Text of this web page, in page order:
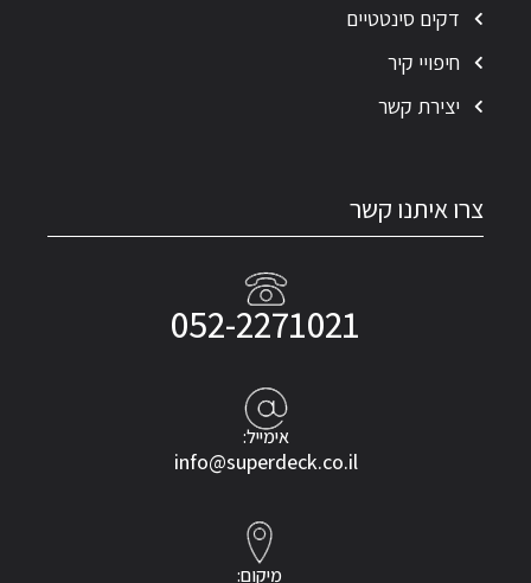
דקים סינטטיים
חיפויי קיר
יצירת קשר
צרו איתנו קשר
052-2271021
אימייל:
info@superdeck.co.il
מיקום: